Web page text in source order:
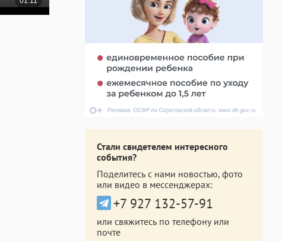
Стали свидетелем интересного
события?
Поделитесь с нами новостью, фото
или видео в мессенджерах:
+7 927 132-57-91
или свяжитесь по телефону или
почте